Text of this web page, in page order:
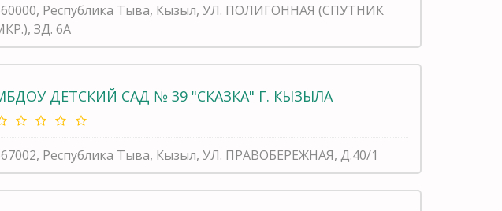
Республика Тыва, Кызыл, УЛ. ПОЛИГОННАЯ (СПУТНИК
ЗД. 6А
ДЕТСКИЙ САД № 39 "СКАЗКА" Г. КЫЗЫЛА
Республика Тыва, Кызыл, УЛ. ПРАВОБЕРЕЖНАЯ, Д.40/1